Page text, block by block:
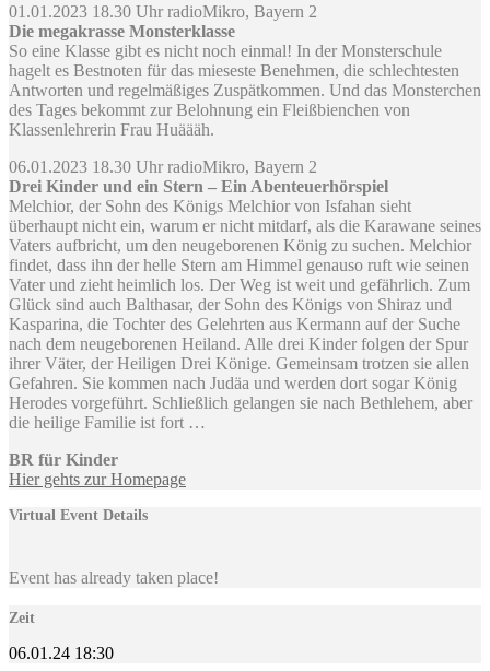
01.01.2023 18.30 Uhr radioMikro, Bayern 2
Die megakrasse Monsterklasse
So eine Klasse gibt es nicht noch einmal! In der Monsterschule
hagelt es Bestnoten für das mieseste Benehmen, die schlechtesten
Antworten und regelmäßiges Zuspätkommen. Und das Monsterchen
des Tages bekommt zur Belohnung ein Fleißbienchen von
Klassenlehrerin Frau Huäääh.
06.01.2023 18.30 Uhr radioMikro, Bayern 2
Drei Kinder und ein Stern – Ein Abenteuerhörspiel
Melchior, der Sohn des Königs Melchior von Isfahan sieht
überhaupt nicht ein, warum er nicht mitdarf, als die Karawane seines
Vaters aufbricht, um den neugeborenen König zu suchen. Melchior
findet, dass ihn der helle Stern am Himmel genauso ruft wie seinen
Vater und zieht heimlich los. Der Weg ist weit und gefährlich. Zum
Glück sind auch Balthasar, der Sohn des Königs von Shiraz und
Kasparina, die Tochter des Gelehrten aus Kermann auf der Suche
nach dem neugeborenen Heiland. Alle drei Kinder folgen der Spur
ihrer Väter, der Heiligen Drei Könige. Gemeinsam trotzen sie allen
Gefahren. Sie kommen nach Judäa und werden dort sogar König
Herodes vorgeführt. Schließlich gelangen sie nach Bethlehem, aber
die heilige Familie ist fort …
BR für Kinder
Hier gehts zur Homepage
Virtual Event Details
Event has already taken place!
Zeit
06.01.24 18:30